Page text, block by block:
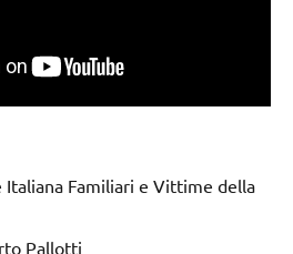
Italiana Familiari e Vittime della
Pallotti